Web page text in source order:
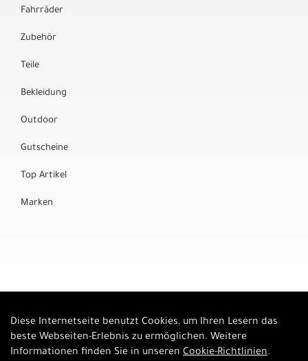
Fahrräder
Zubehör
Teile
Bekleidung
Outdoor
Gutscheine
Top Artikel
Marken
Diese Internetseite benutzt Cookies, um Ihren Lesern das
beste Webseiten-Erlebnis zu ermöglichen. Weitere
Informationen finden Sie in unseren Cookie-Richtlinien.
Auftrag widerrufen